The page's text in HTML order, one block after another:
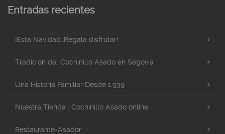
Entradas recientes
¡Esta Navidad…Regala disfrutar!
Tradición del Cochinillo Asado en Segovia
Una Historia Familiar Desde 1.939
Nuestra Tienda : Cochinillo Asado online
Restaurante-Asador